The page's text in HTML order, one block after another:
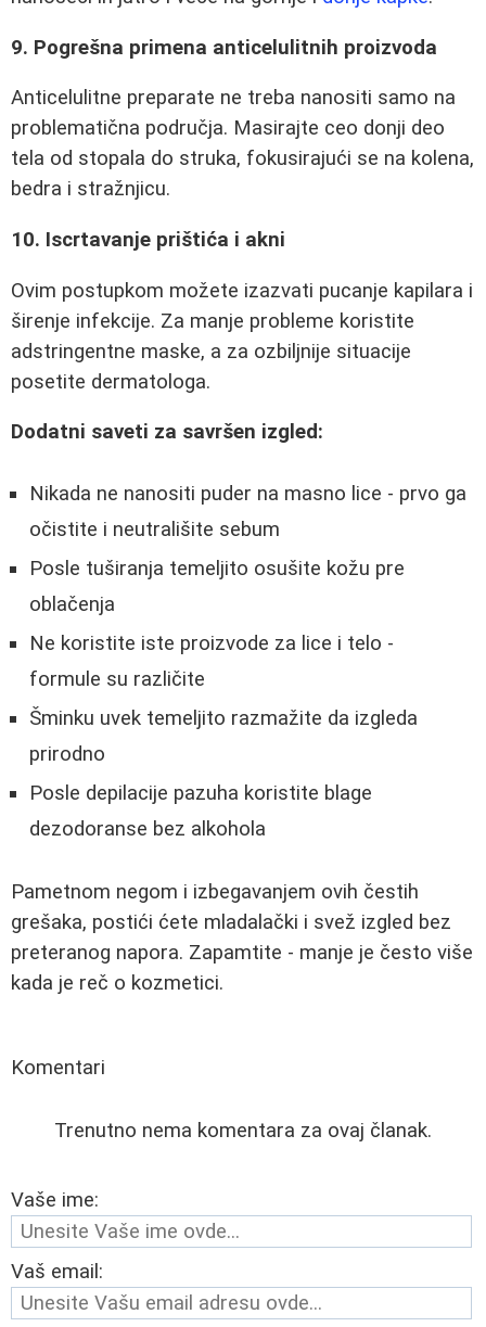
9. Pogrešna primena anticelulitnih proizvoda
Anticelulitne preparate ne treba nanositi samo na
problematična područja. Masirajte ceo donji deo
tela od stopala do struka, fokusirajući se na kolena,
bedra i stražnjicu.
10. Iscrtavanje prištića i akni
Ovim postupkom možete izazvati pucanje kapilara i
širenje infekcije. Za manje probleme koristite
adstringentne maske, a za ozbiljnije situacije
posetite dermatologa.
Dodatni saveti za savršen izgled:
Nikada ne nanositi puder na masno lice - prvo ga
očistite i neutrališite sebum
Posle tuširanja temeljito osušite kožu pre
oblačenja
Ne koristite iste proizvode za lice i telo -
formule su različite
Šminku uvek temeljito razmažite da izgleda
prirodno
Posle depilacije pazuha koristite blage
dezodoranse bez alkohola
Pametnom negom i izbegavanjem ovih čestih
grešaka, postići ćete mladalački i svež izgled bez
preteranog napora. Zapamtite - manje je često više
kada je reč o kozmetici.
Komentari
Trenutno nema komentara za ovaj članak.
Vaše ime:
Vaš email: